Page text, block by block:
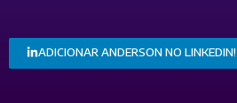
ADICIONAR ANDERSON NO LINKEDIN!